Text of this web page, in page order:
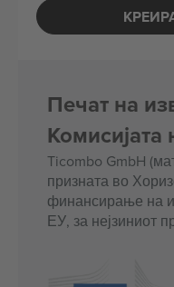
Печат на
Комисијата
Ticombo GmbH
призната во
финансирање на
ЕУ, за нејзиниот